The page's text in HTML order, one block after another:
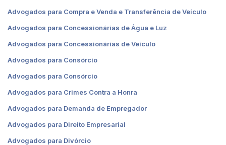
Advogados para Compra e Venda e Transferência de Veículo
Advogados para Concessionárias de Água e Luz
Advogados para Concessionárias de Veículo
Advogados para Consórcio
Advogados para Consórcio
Advogados para Crimes Contra a Honra
Advogados para Demanda de Empregador
Advogados para Direito Empresarial
Advogados para Divórcio